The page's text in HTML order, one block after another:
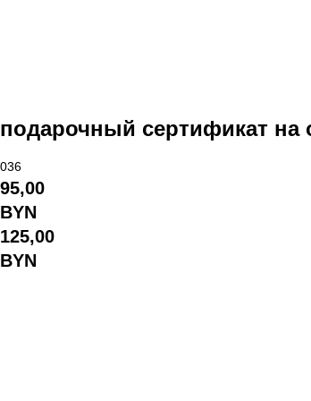
подарочный сертификат на
036
95,00
BYN
125,00
BYN